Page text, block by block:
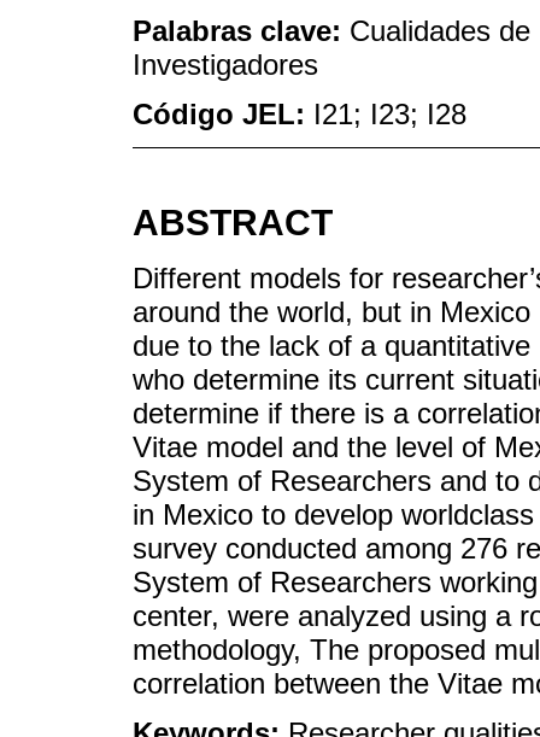
Palabras clave: Cualidades
Investigadores
Código JEL: I21; I23; I28
ABSTRACT
Different models for
around the world, but in
due to the lack of a
who determine its current
determine if there is a
Vitae model and the level of
System of Researchers and to
in Mexico to develop
survey conducted among 276
System of Researchers
center, were analyzed using a
methodology, The proposed
correlation between the Vitae